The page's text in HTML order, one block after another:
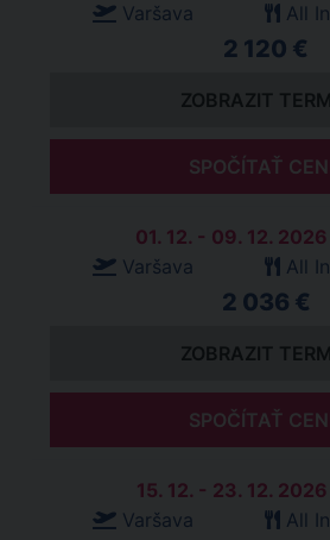
Varšava
All
2 120 €
ZOBRAZIT
SPOČÍTAŤ
01. 12. - 09. 12.
Varšava
All
2 036 €
ZOBRAZIT
SPOČÍTAŤ
15. 12. - 23. 12.
Varšava
All